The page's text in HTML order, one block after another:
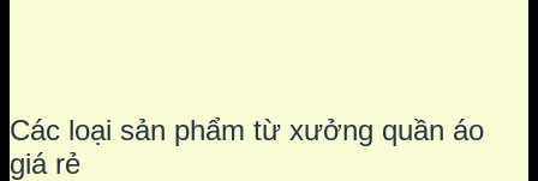
Các loại sản phẩm từ xưởng quần áo
giá rẻ